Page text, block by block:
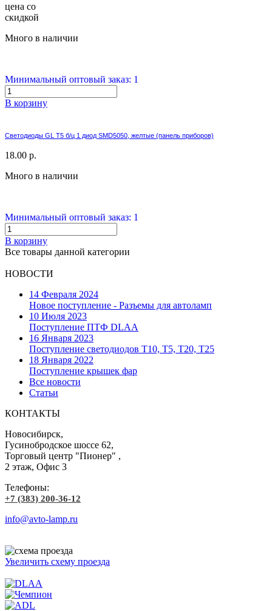
цена со
скидкой
Много в наличии
Минимальный оптовый заказ: 1
В корзину
Светодиоды GL T5 б/ц 1 диод SMD5050, желтые (панель приборов)
18.00 р.
Много в наличии
Минимальный оптовый заказ: 1
В корзину
Все товары данной категории
НОВОСТИ
14 Февраля 2024
Новое поступление - Разъемы для автоламп
10 Июля 2023
Поступление ПТФ DLAA
16 Января 2023
Поступление светодиодов T10, T5, T20, T25
18 Января 2022
Поступление крышек фар
Все новости
Статьи
КОНТАКТЫ
Новосибирск,
Гусинобродское шоссе 62,
Торговый центр "Пионер" ,
2 этаж, Офис 3
Телефоны:
+7 (383) 200-36-12
info@avto-lamp.ru
Увеличить схему проезда